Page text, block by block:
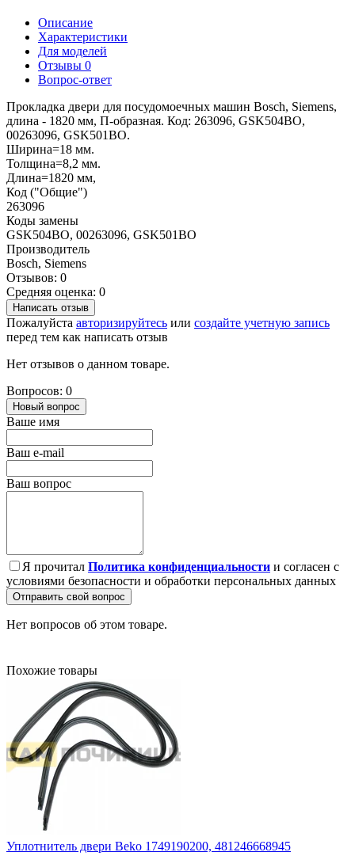
Описание
Характеристики
Для моделей
Отзывы 0
Вопрос-ответ
Прокладка двери для посудомоечных машин Bosch, Siemens,
длина - 1820 мм, П-образная. Код: 263096, GSK504BO,
00263096, GSK501BO.
Ширина=18 мм.
Толщина=8,2 мм.
Длина=1820 мм,
Код ("Общие")
263096
Коды замены
GSK504BO, 00263096, GSK501BO
Производитель
Bosch, Siemens
Отзывов: 0
Средняя оценка: 0
Написать отзыв
Пожалуйста авторизируйтесь или создайте учетную запись
перед тем как написать отзыв
Нет отзывов о данном товаре.
Вопросов: 0
Новый вопрос
Ваше имя
Ваш e-mail
Ваш вопрос
Я прочитал Политика конфиденциальности и согласен с
условиями безопасности и обработки персональных данных
Отправить свой вопрос
Нет вопросов об этом товаре.
Похожие товары
Уплотнитель двери Beko 1749190200, 481246668945